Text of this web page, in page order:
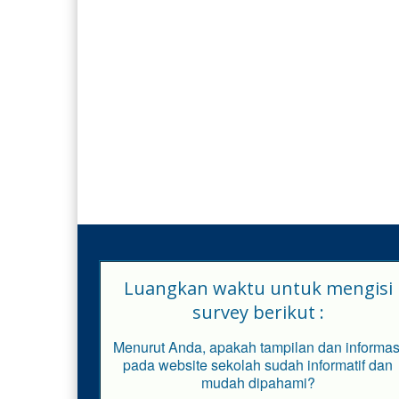
Luangkan waktu untuk mengisi
survey berikut :
Menurut Anda, apakah tampilan dan
pada website sekolah sudah informatif dan
mudah dipahami?